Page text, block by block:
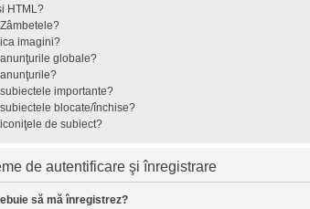
HTML?
imagini?
globale?
importante?
blocate/închise?
de subiect?
de autentificare şi înregistrare
să mă înregistrez?